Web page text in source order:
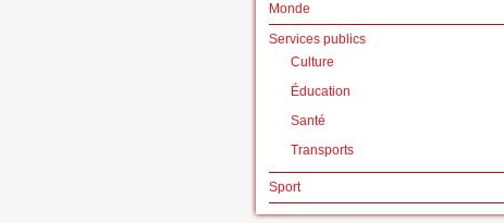
Monde
Services publics
Culture
Éducation
Santé
Transports
Sport